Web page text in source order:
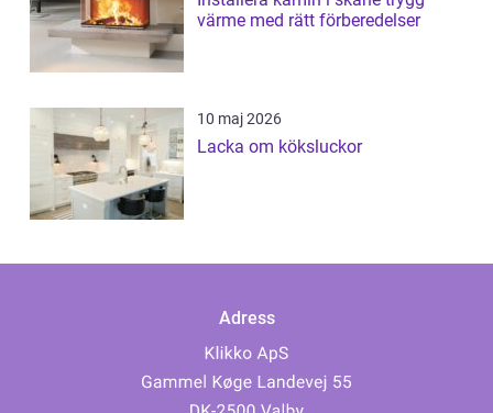
värme med rätt förberedelser
10 maj 2026
Lacka om köksluckor
Adress